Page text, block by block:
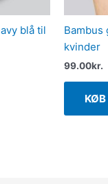
blå til
Bambus
kvinder
99.00kr.
KØB